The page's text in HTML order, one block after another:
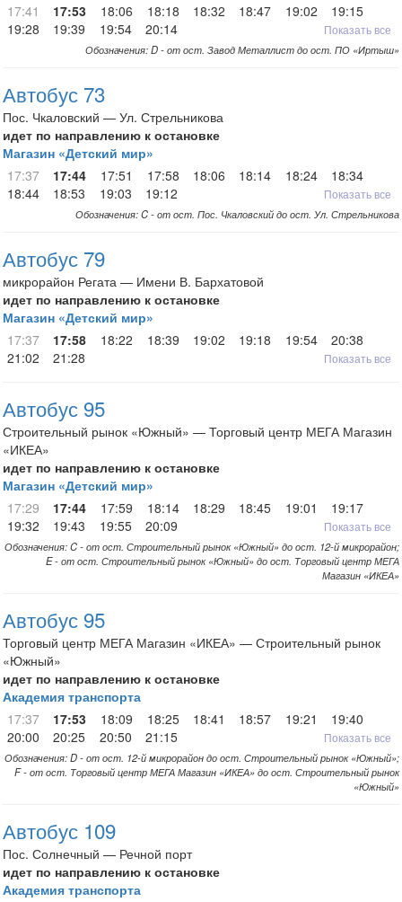
17:41 17:53 18:06 18:18 18:32 18:47 19:02
19:15
19:28
19:39 19:54 20:14 Показать все
Обозначения: D - от ост. Завод Металлист до ост. ПО «Иртыш»
Автобус 73
Пос. Чкаловский — Ул. Стрельникова
идет по направлению к остановке
Магазин «Детский мир»
17:37
17:44 17:51 17:58 18:06 18:14 18:24
18:34
18:44
18:53 19:03 19:12 Показать все
Обозначения: C - от ост. Пос. Чкаловский до ост. Ул. Стрельникова
Автобус 79
микрорайон Регата — Имени В. Бархатовой
идет по направлению к остановке
Магазин «Детский мир»
17:37
17:58 18:22 18:39 19:02 19:18 19:54
20:38
21:02
21:28 Показать все
Автобус 95
Строительный рынок «Южный» — Торговый центр МЕГА Магазин
«ИКЕА»
идет по направлению к остановке
Магазин «Детский мир»
17:29
17:44 17:59 18:14 18:29 18:45 19:01
19:17
19:32
19:43 19:55 20:09 Показать все
Обозначения: C - от ост. Строительный рынок «Южный» до ост. 12-й микрорайон;
E - от ост. Строительный рынок «Южный» до ост. Торговый центр МЕГА
Магазин «ИКЕА»
Автобус 95
Торговый центр МЕГА Магазин «ИКЕА» — Строительный рынок
«Южный»
идет по направлению к остановке
Академия транспорта
17:37
17:53 18:09 18:25 18:41 18:57 19:21
19:40
20:00
20:25 20:50 21:15 Показать все
Обозначения: D - от ост. 12-й микрорайон до ост. Строительный рынок «Южный»;
F - от ост. Торговый центр МЕГА Магазин «ИКЕА» до ост. Строительный рынок
«Южный»
Автобус 109
Пос. Солнечный — Речной порт
идет по направлению к остановке
Академия транспорта